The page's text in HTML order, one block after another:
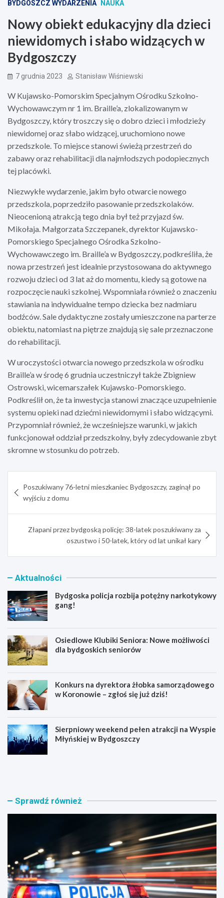
BYDGOSZCZ WYDARZENIA NAUKA
Nowy obiekt edukacyjny dla dzieci
niewidomych i słabo widzących w
Bydgoszczy
7 grudnia 2023 Stanisław Wiśniewski
W Kujawsko-Pomorskim Specjalnym Ośrodku Szkolno-
Wychowawczym nr 1 im. Braille’a, zlokalizowanym w
Bydgoszczy, który troszczy się o dobro dzieci i młodzieży
niewidomej oraz słabo widzącej, uruchomiono nowe
przedszkole. To miejsce stanowi świeżą przestrzeń do
zabawy oraz rehabilitacji dla najmłodszych podopiecznych
tej placówki.
Niezwykłe wydarzenie, jakim było otwarcie nowego
przedszkola, poprzedziło pasowanie przedszkolaków.
Nieocenioną atrakcją tego dnia był też przyjazd św.
Mikołaja. Małgorzata Szczepanek, dyrektor Kujawsko-
Pomorskiego Specjalnego Ośrodka Szkolno-
Wychowawczego im. Braille’a w Bydgoszczy, podkreśliła, że
nowa przestrzeń jest idealnie przystosowana do aktywnego
rozwoju dzieci od 3 lat aż do momentu, kiedy są gotowe na
rozpoczęcie nauki szkolnej. Wspomniała również o znaczeniu
stawiania na indywidualne tempo dziecka bez nadmiaru
bodźców. Sale dydaktyczne zostały umieszczone na parterze
obiektu, natomiast na piętrze znajdują się sale przeznaczone
do rehabilitacji.
W uroczystości otwarcia nowego przedszkola w ośrodku
Braille’a w środę 6 grudnia uczestniczył także Zbigniew
Ostrowski, wicemarszałek Kujawsko-Pomorskiego.
Podkreślił on, że ta inwestycja stanowi znaczące uzupełnienie
systemu opieki nad dziećmi niewidomymi i słabo widzącymi.
Przypomniał również, że wcześniejsze warunki, w jakich
funkcjonował oddział przedszkolny, były zdecydowanie zbyt
skromne w stosunku do potrzeb.
wpisu
Poszukiwany 76-letni mieszkaniec Bydgoszczy, zaginął po
wyjściu z domu
Złapani przez bydgoską policję: 38-latek poszukiwany za
oszustwo i 50-latek, który od lat unikał kary
Aktualności
Bydgoska policja rozbija potężny narkotykowy
gang!
Osiedlowe Klubiki Seniora: Nowe możliwości
dla bydgoskich seniorów
Konkurs na dyrektora żłobka samorządowego
w Koronowie – zgłoś się już dziś!
Sierpniowy weekend pełen atrakcji na Wyspie
Młyńskiej w Bydgoszczy
B
s
c
j
a
r
O
l
b
i
k
i
Sprawdź również